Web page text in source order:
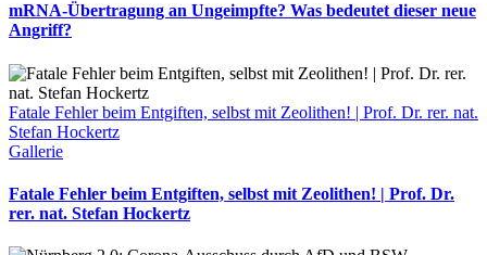
mRNA-Übertragung an Ungeimpfte? Was bedeutet dieser neue
Angriff?
Fatale Fehler beim Entgiften, selbst mit Zeolithen! | Prof. Dr. rer. nat.
Stefan Hockertz
Gallerie
Fatale Fehler beim Entgiften, selbst mit Zeolithen! | Prof. Dr.
rer. nat. Stefan Hockertz